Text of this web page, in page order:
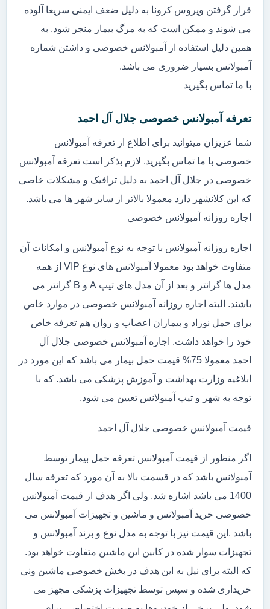
قرار گرفتن ویروس کرونا به دلیل ضعف ایمنی سریعا آلوده
می شوند و ممکن است که به مرگ بیمار منجر شود. به
همین دلیل استفاده از آمبولانس خصوصی و داشتن شماره
آمبولانس بسیار ضروری می باشد.
با ما تماس بگیرید
تعرفه آمبولانس خصوصی جلال آل احمد
شما عزیزان میتوانید برای اطلاع از تعرفه آمبولانس
خصوصی با ما تماس بگیرید. لازم بذکر است تعرفه آمبولانس
خصوصی در جلال آل احمد به دلیل ترافیک و مشکلات خاصی
که این کلانشهر دارد معمولا بالاتر از سایر شهر ها می باشد.
اجاره روزانه آمبولانس خصوصی
اجاره روزانه آمبولانس با توجه به نوع آمبولانس و امکانات آن
متفاوت خواهد بود معمولا آمبولانس های نوع VIP از همه
مدل ها گرانتر و بعد از آن مدل های تیپ A و B گرانتر می
باشند. البته اجاره روزانه آمبولانس خصوصی در موارد خاص
برای حمل نوزاد و بیماران اعصاب و روان هم تعرفه خاص
خود را خواهد داشت. اجاره آمبولانس خصوصی جلال آل
احمد معمولا 75% قیمت حمل بیمار می باشد که این مورد در
ابلاغیه وزارت بهداشت و آموزش پزشکی می باشد. که با
توجه به شهر و تیپ آمبولانس تعیین می شود.
قیمت آمبولانس خصوصی جلال آل احمد
اگر منظور از قیمت آمبولانس تعرفه حمل بیمار توسط
آمبولانس باشد که در قسمت بالا به آن مورد که تعرفه سال
1400 می باشد اشاره شد. ولی اگر هدف از قیمت آمبولانس
خصوصی خرید آمبولانس و ماشین و تجهیزات آمبولانس می
باشد .این قیمت نیز با توجه به مدل نوع و برند آمبولانس و
تجهیزات سوار شده در کابین این ماشین متفاوت خواهد بود.
که البته برای نیل به این هدف در بخش خصوصی ماشین ونی
خریداری شده و سپس توسط تجهیزات پزشکی مجهز می